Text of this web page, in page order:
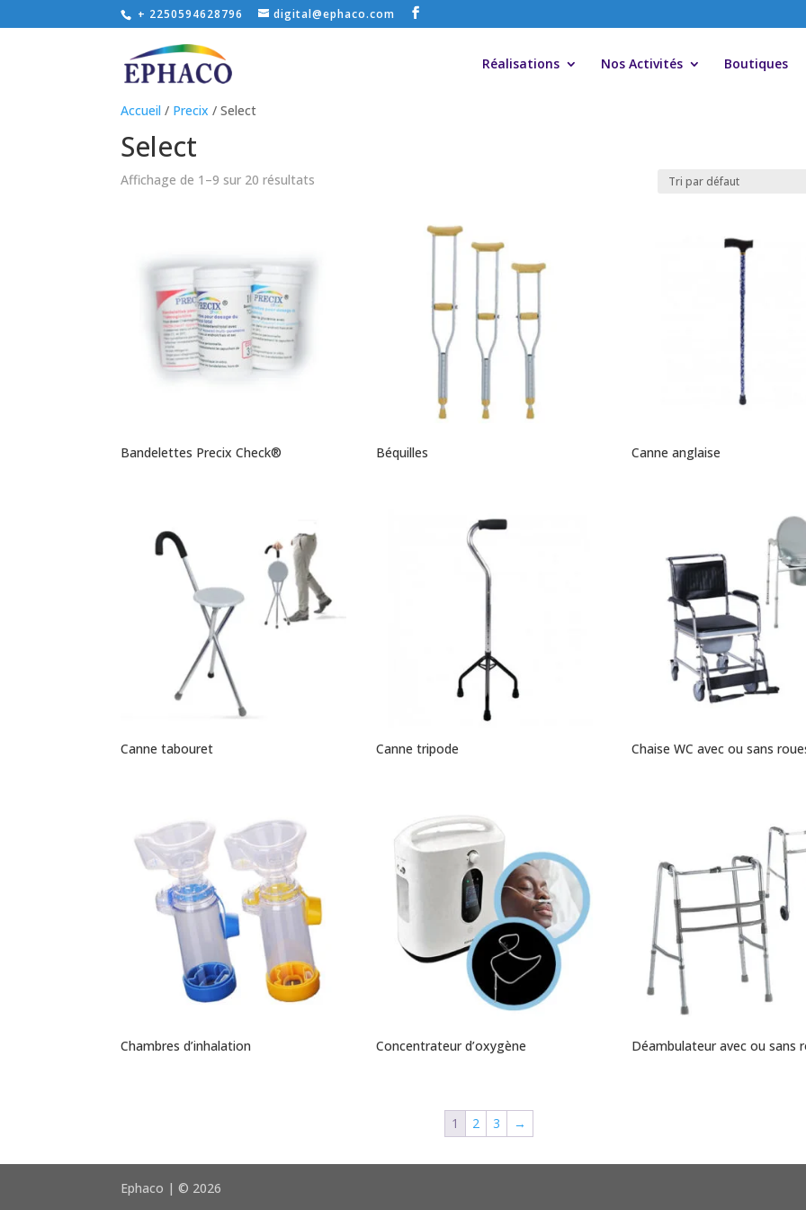
+ 2250594628796 digital@ephaco.com
Réalisations Nos Activités Boutiques
Accueil / Precix / Select
Select
Affichage de 1–9 sur 20 résultats
Bandelettes Precix Check® Béquilles Canne anglaise
Canne tabouret Canne tripode Chaise WC avec ou sans
Chambres d’inhalation Concentrateur d’oxygène Déambulateur avec ou sans
1 2 3 →
Ephaco | © 2026